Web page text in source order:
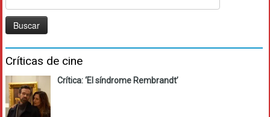
Críticas de cine
Crítica: ‘El síndrome Rembrandt’